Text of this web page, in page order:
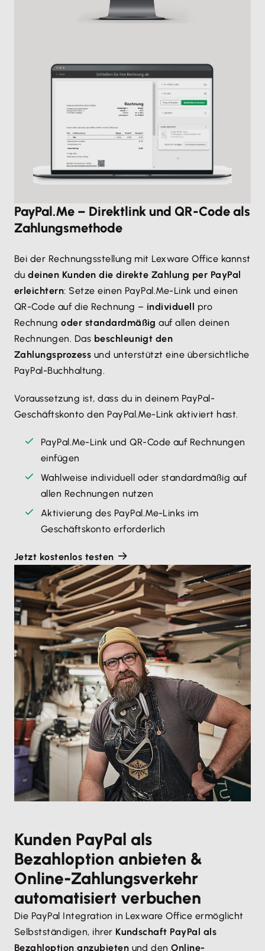
PayPal.Me – Direktlink und QR-Code als
Zahlungsmethode
Bei der Rechnungsstellung mit Lexware Office kannst
dudeinen Kunden die direkte Zahlung per PayPal
erleichtern: Setze einen PayPal.Me-Link und einen
QR-Code auf die Rechnung – individuell pro
Rechnungoder standardmäßig auf allen deinen
Rechnungen. Das beschleunigt den
Zahlungsprozess und unterstützt eine übersichtliche
PayPal-Buchhaltung.
Voraussetzung ist, dass du in deinem PayPal-
Geschäftskonto den PayPal.Me-Link aktiviert hast.
PayPal.Me-Link und QR-Code auf Rechnungen
einfügen
Wahlweise individuell oder standardmäßig auf
allen Rechnungen nutzen
Aktivierung des PayPal.Me-Links im
Geschäftskonto erforderlich
Jetzt kostenlos testen
Kunden PayPal als
Bezahloption anbieten &
Online-Zahlungsverkehr
automatisiert verbuchen
Die PayPal Integration in Lexware Office ermöglicht
Selbstständigen, ihrer Kundschaft PayPal als
Bezahloption anzubieten und denOnline-